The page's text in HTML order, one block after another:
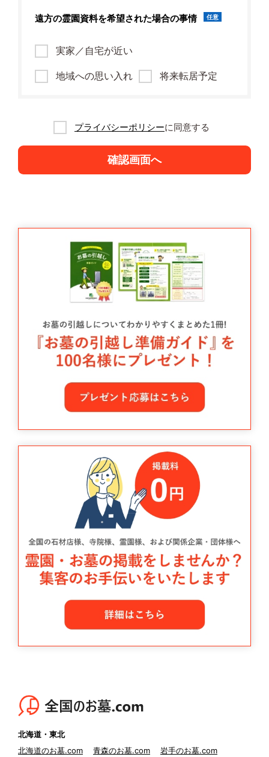
遠方の霊園資料を希望された場合の事情 任意
実家／自宅が近い
地域への思い入れ 将来転居予定
プライバシーポリシーに同意する
確認画面へ
北海道・東北
北海道のお墓.com
青森のお墓.com
岩手のお墓.com